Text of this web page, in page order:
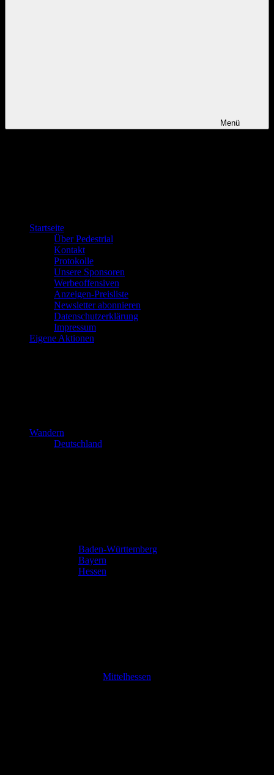
Menü
Startseite
Über Pedestrial
Kontakt
Protokolle
Unsere Sponsoren
Werbeoffensiven
Anzeigen-Preisliste
Newsletter abonnieren
Datenschutzerklärung
Impressum
Eigene Aktionen
Wandern
Deutschland
Baden-Württemberg
Bayern
Hessen
Mittelhessen